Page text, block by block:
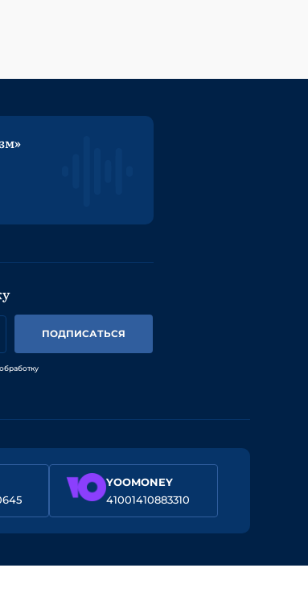
ПОДПИСАТЬСЯ
YOOMONEY
41001410883310